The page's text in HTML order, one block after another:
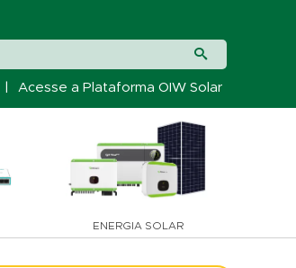
Acesse a Plataforma OIW Solar
ENERGIA SOLAR